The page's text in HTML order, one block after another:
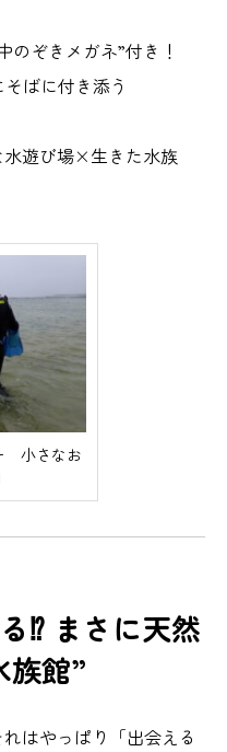
ぞきメガネ”付き！
ばに付き添う
遊び場×生きた水族
小さなお
⁉ まさに天然
族館”
はやっぱり「出会える